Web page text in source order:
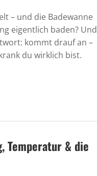
– und die Badewanne
eigentlich baden? Und
kommt drauf an –
du wirklich bist.
Temperatur & die